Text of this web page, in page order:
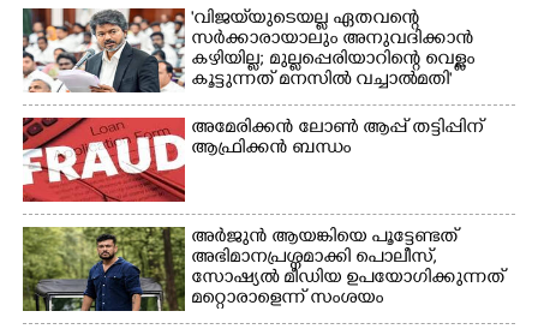
'വിജയ്‌യുടെയല്ല ഏതവന്റെ
സർക്കാരായാലും അനുവദിക്കാൻ
കഴിയില്ല; മുല്ലപ്പെരിയാറിന്റെ വെള്ളം
കൂട്ടുന്നത് മനസിൽ വച്ചാൽമതി'
അമേരിക്കൻ ലോൺ ആപ്പ് തട്ടിപ്പിന്
ആഫ്രിക്കൻ ബന്ധം
അർജുൻ ആയങ്കിയെ പൂട്ടേണ്ടത്
അഭിമാനപ്രശ്നമാക്കി പൊലീസ്,
സാേഷ്യൽ മീഡിയ ഉപയോഗിക്കുന്നത്
മറ്റൊരാളെന്ന് സംശയം